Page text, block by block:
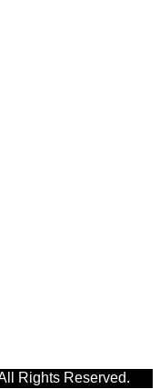
Rights Reserved.